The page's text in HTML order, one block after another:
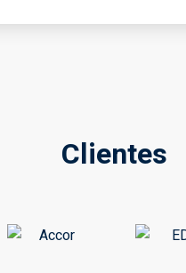
Clientes